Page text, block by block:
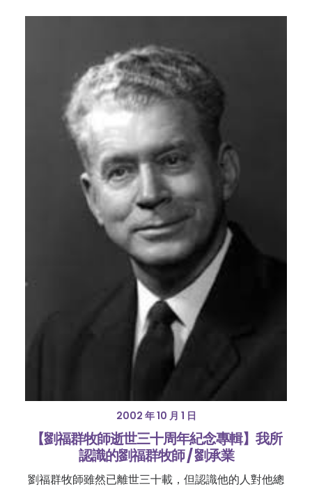
2002 年 10 月 1 日
【劉福群牧師逝世三十周年紀念專輯】我所
認識的劉福群牧師 / 劉承業
劉福群牧師雖然已離世三十載，但認識他的人對他總